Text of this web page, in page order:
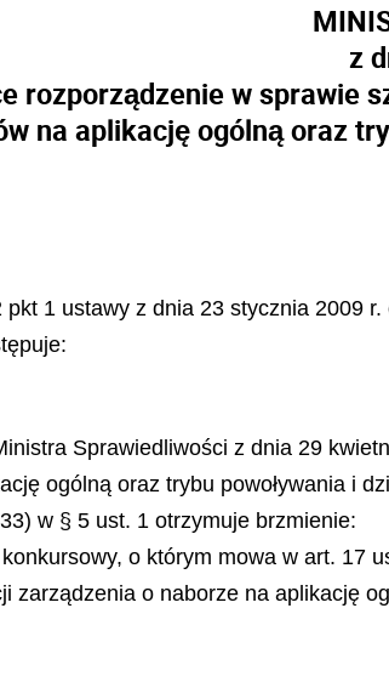
z
rozporządzenie w sprawie
na aplikację ogólną oraz
pkt 1 ustawy z dnia 23 stycznia 2009
Sprawiedliwości z dnia 29
ogólną oraz trybu powoływania i
w § 5 ust. 1 otrzymuje brzmienie:
konkursowy, o którym mowa w art. 17
zarządzenia o naborze na aplikację